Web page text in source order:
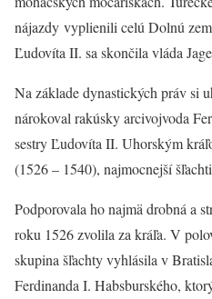
nájazdy vyplienili celú Dolnú
Ľudovíta II. sa skončila vláda
Na základe dynastických práv si
nárokoval rakúsky arcivojvoda
sestry Ľudovíta II. Uhorským
(1526 – 1540), najmocnejší
Podporovala ho najmä drobná a
roku 1526 zvolila za kráľa. V
skupina šľachty vyhlásila v
Ferdinanda I. Habsburského,